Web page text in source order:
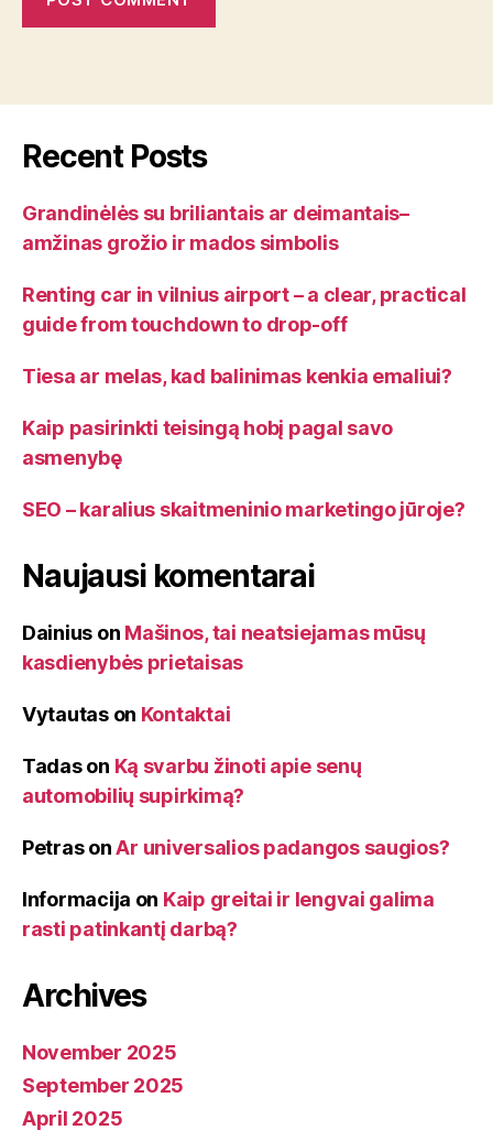
Recent Posts
Grandinėlės su briliantais ar deimantais–
amžinas grožio ir mados simbolis
Renting car in vilnius airport – a clear, practical
guide from touchdown to drop-off
Tiesa ar melas, kad balinimas kenkia emaliui?
Kaip pasirinkti teisingą hobį pagal savo
asmenybę
SEO – karalius skaitmeninio marketingo jūroje?
Naujausi komentarai
Dainius on Mašinos, tai neatsiejamas mūsų
kasdienybės prietaisas
Vytautason Kontaktai
Tadason Ką svarbu žinoti apie senų
automobilių supirkimą?
PetrasonAr universalios padangos saugios?
Informacija on Kaip greitai ir lengvai galima
rasti patinkantį darbą?
Archives
November 2025
September 2025
April 2025